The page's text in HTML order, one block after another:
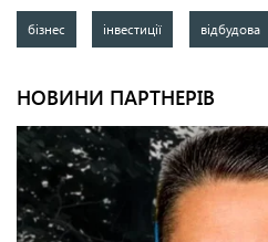
бізнес інвестиції відбудова